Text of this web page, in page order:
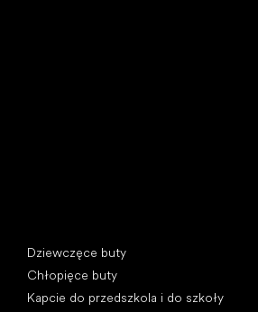
Dziewczęce buty
Chłopięce buty
Kapcie do przedszkola i do szkoły